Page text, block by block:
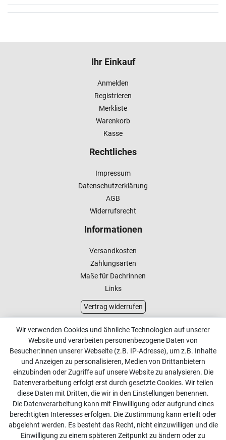
Ihr Einkauf
Anmelden
Registrieren
Merkliste
Warenkorb
Kasse
Rechtliches
Impressum
Datenschutzerklärung
AGB
Widerrufsrecht
Informationen
Versandkosten
Zahlungsarten
Maße für Dachrinnen
Links
Vertrag widerrufen
Kundenservice
Kontakt
Online Retourenservice
Kontakt
info@dachdecker-shop.de
+49 3501 507295
Montag - Freitag, 08:00 - 16:00
Wir verwenden Cookies und ähnliche Technologien auf unserer
Website und verarbeiten personenbezogene Daten von
Besucher:innen unserer Webseite (z.B. IP-Adresse), um z.B. Inhalte
und Anzeigen zu personalisieren, Medien von Drittanbietern
einzubinden oder Zugriffe auf unsere Website zu analysieren. Die
Datenverarbeitung erfolgt erst durch gesetzte Cookies. Wir teilen
diese Daten mit Dritten, die wir in den Einstellungen benennen.
Die Datenverarbeitung kann mit Einwilligung oder aufgrund eines
berechtigten Interesses erfolgen. Die Zustimmung kann erteilt oder
abgelehnt werden. Es besteht das Recht, nicht einzuwilligen und die
Einwilligung zu einem späteren Zeitpunkt zu ändern oder zu